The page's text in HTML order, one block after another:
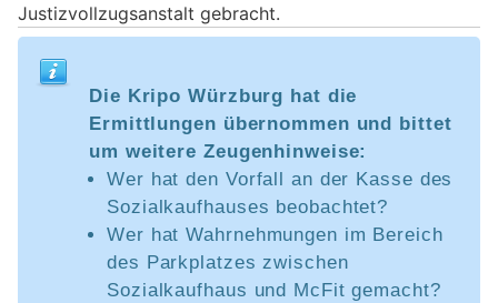
Justizvollzugsanstalt gebracht.
Die Kripo Würzburg hat die
Ermittlungen übernommen und bittet
um weitere Zeugenhinweise:
Wer hat den Vorfall an der Kasse des
Sozialkaufhauses beobachtet?
Wer hat Wahrnehmungen im Bereich
des Parkplatzes zwischen
Sozialkaufhaus und McFit gemacht?